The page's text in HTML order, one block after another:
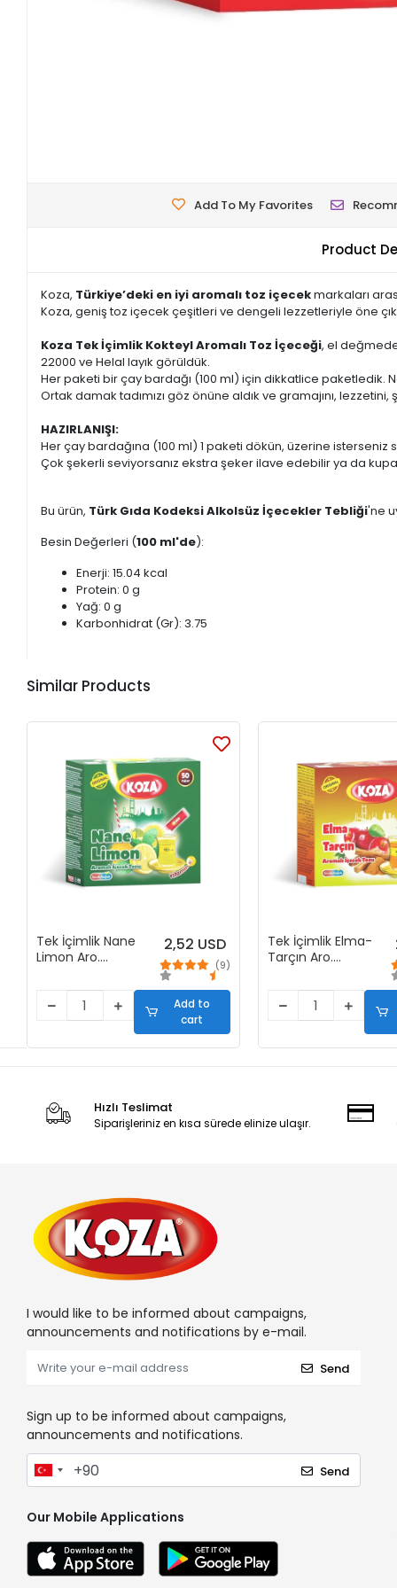
Add To My Favorites
Product
Koza, Türkiye’deki en iyi aromalı toz içecekmarkaları
Koza, geniş toz içecek çeşitleri ve dengeli lezzetleriyle öne
Koza Tek İçimlik Kokteyl Aromalı Toz İçeceği, el
22000 ve Helal layık görüldük.
Her paketi bir çay bardağı (100 ml) için dikkatlice paketledik.
Ortak damak tadımızı göz önüne aldık ve gramajını,
HAZIRLANIŞI:
Her çay bardağına (100 ml) 1 paketi dökün, üzerine isterseniz
Çok şekerli seviyorsanız ekstra şeker ilave edebilir ya da
Bu ürün, Türk Gıda Kodeksi Alkolsüz İçecekler Tebliği'ne
Besin Değerleri (100 ml'de):
Enerji: 15.04 kcal
Protein: 0 g
Yağ: 0 g
Karbonhidrat (Gr): 3.75
Similar Products
Tek İçimlik Nane
Limon Aro.
Stick)
2,52 USD
(9)
Add to
cart
Tek İçimlik Elma-
Tarçın Aro.
Stick)
Hızlı Teslimat
Siparişleriniz en kısa sürede elinize ulaşır.
I would like to be informed about campaigns,
announcements and notifications by e-mail.
Send
Sign up to be informed about campaigns,
announcements and notifications.
Send
Our Mobile Applications